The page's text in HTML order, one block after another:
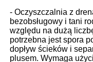
- Oczyszczalnia z
bezobsługowy i tani
względu na dużą
potrzebna jest spora
dopływ ścieków i
plusem. Wymaga